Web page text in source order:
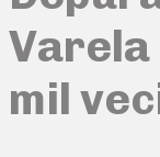
Varela
mil